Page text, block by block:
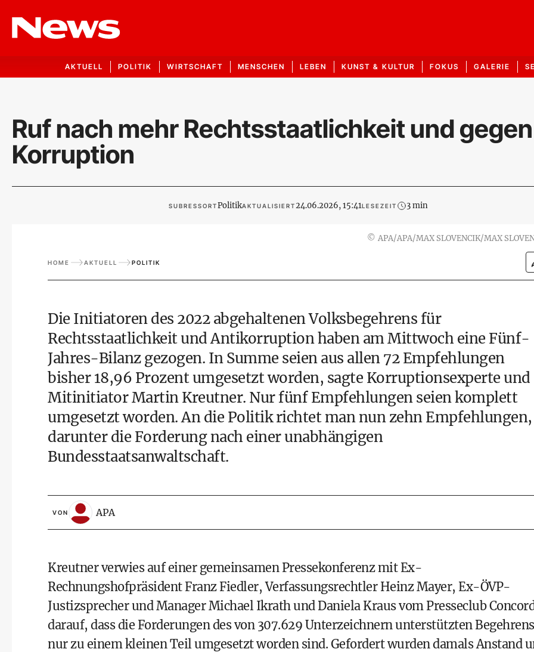
AKTUELL POLITIK WIRTSCHAFT MENSCHEN LEBEN KUNST & KULTUR FOKUS GALERIE
Ruf nach mehr Rechtsstaatlichkeit und gegen
Korruption
SUBRESSORTPolitikAKTUALISIERT24.06.2026, 15:41LESEZEIT 3 min
© APA/APA/MAX SLOVENCIK/MAX
HOME AKTUELL POLITIK
Die Initiatoren des 2022 abgehaltenen Volksbegehrens für
Rechtsstaatlichkeit und Antikorruption haben am Mittwoch eine Fünf-
Jahres-Bilanz gezogen. In Summe seien aus allen 72 Empfehlungen
bisher 18,96 Prozent umgesetzt worden, sagte Korruptionsexperte und
Mitinitiator Martin Kreutner. Nur fünf Empfehlungen seien komplett
umgesetzt worden. An die Politik richtet man nun zehn Empfehlungen,
darunter die Forderung nach einer unabhängigen
Bundesstaatsanwaltschaft.
VON APA
Kreutner verwies auf einer gemeinsamen Pressekonferenz mit Ex-
Rechnungshofpräsident Franz Fiedler, Verfassungsrechtler Heinz Mayer, Ex-ÖVP-
Justizsprecher und Manager Michael Ikrath und Daniela Kraus vom Presseclub
darauf, dass die Forderungen des von 307.629 Unterzeichnern unterstützten Begehrens
nur zu einem kleinen Teil umgesetzt worden sind. Gefordert wurden damals Anstand